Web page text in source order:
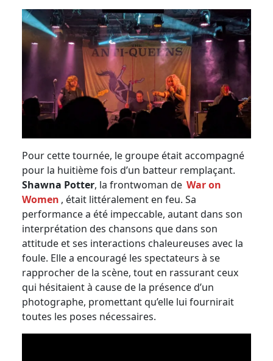
Pour cette tournée, le groupe était accompagné
pour la huitième fois d’un batteur remplaçant.
Shawna Potter, la frontwoman de War on
Women , était littéralement en feu. Sa
performance a été impeccable, autant dans son
interprétation des chansons que dans son
attitude et ses interactions chaleureuses avec la
foule. Elle a encouragé les spectateurs à se
rapprocher de la scène, tout en rassurant ceux
qui hésitaient à cause de la présence d’un
photographe, promettant qu’elle lui fournirait
toutes les poses nécessaires.